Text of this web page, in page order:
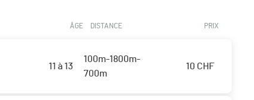
ÂGE DISTANCE PRIX
11 à 13
100m-1800m-
700m
10 CHF